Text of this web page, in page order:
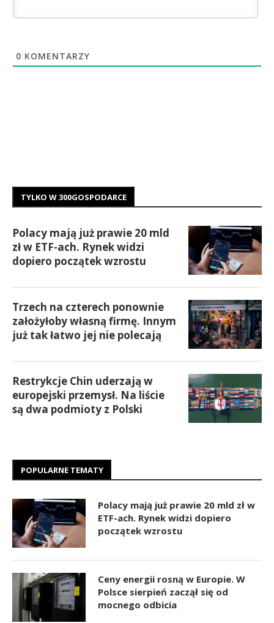
0 KOMENTARZY
TYLKO W 300GOSPODARCE
Polacy mają już prawie 20 mld
zł w ETF-ach. Rynek widzi
dopiero początek wzrostu
Trzech na czterech ponownie
założyłoby własną firmę. Innym
już tak łatwo jej nie polecają
Restrykcje Chin uderzają w
europejski przemysł. Na liście
są dwa podmioty z Polski
POPULARNE TEMATY
Polacy mają już prawie 20 mld zł w
ETF-ach. Rynek widzi dopiero
początek wzrostu
Ceny energii rosną w Europie. W
Polsce sierpień zaczął się od
mocnego odbicia